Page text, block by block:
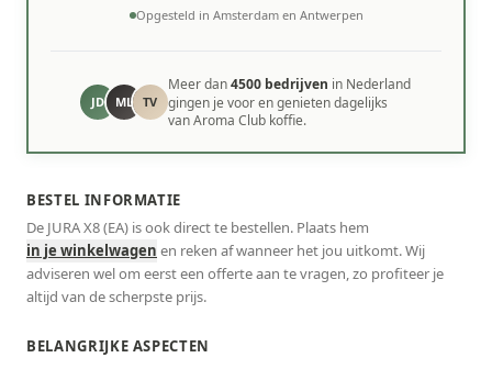
Opgesteld in Amsterdam en Antwerpen
JD ML TV
Meer dan4500 bedrijven in Nederland
gingen je voor en genieten dagelijks
van Aroma Club koffie.
BESTEL INFORMATIE
De JURA X8 (EA) is ook direct te bestellen. Plaats hem
in je winkelwagen en reken af wanneer het jou uitkomt. Wij
adviseren wel om eerst een offerte aan te vragen, zo profiteer je
altijd van de scherpste prijs.
BELANGRIJKE ASPECTEN